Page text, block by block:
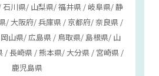
川県/ 山梨県/ 福井県 / 岐阜県/ 静
/ 大阪府/ 兵庫県 / 京都府/ 奈良県 /
山県/ 広島県 / 鳥取県/ 島根県/ 山
/ 長崎県 / 熊本県/ 大分県 / 宮崎県 /
鹿児島県